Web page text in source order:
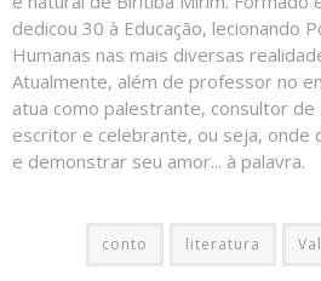
dedicou 30 à Educação, lecionando
Humanas nas mais diversas
Atualmente, além de professor no
atua como palestrante, consultor de
escritor e celebrante, ou seja, onde
e demonstrar seu amor... à palavra.
conto literatura